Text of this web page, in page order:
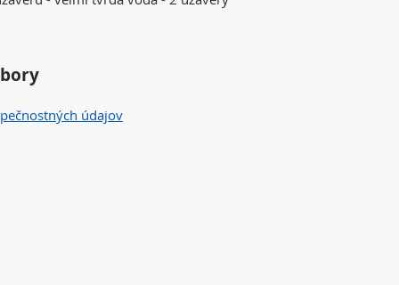
údajov